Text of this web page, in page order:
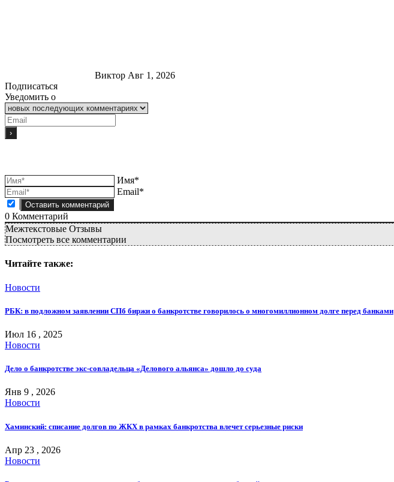
Виктор Авг 1, 2026
Подписаться
Уведомить о
Имя*
Email*
0 Комментарий
Межтекстовые Отзывы
Посмотреть все комментарии
Читайте также:
Новости
РБК: в подложном заявлении СПб биржи о банкротстве говорилось о многомиллионном долге перед банками
Июл 16 , 2025
Новости
Дело о банкротстве экс-совладельца «Делового альянса» дошло до суда
Янв 9 , 2026
Новости
Хаминский: списание долгов по ЖКХ в рамках банкротства влечет серьезные риски
Апр 23 , 2026
Новости